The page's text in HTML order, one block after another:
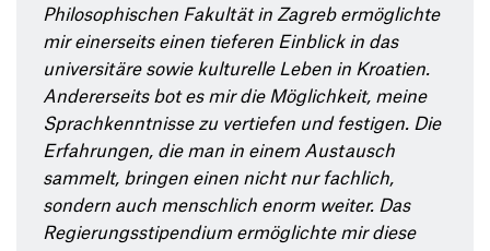
Philosophischen Fakultät in Zagreb ermöglichte
mir einerseits einen tieferen Einblick in das
universitäre sowie kulturelle Leben in Kroatien.
Andererseits bot es mir die Möglichkeit, meine
Sprachkenntnisse zu vertiefen und festigen. Die
Erfahrungen, die man in einem Austausch
sammelt, bringen einen nicht nur fachlich,
sondern auch menschlich enorm weiter. Das
Regierungsstipendium ermöglichte mir diese